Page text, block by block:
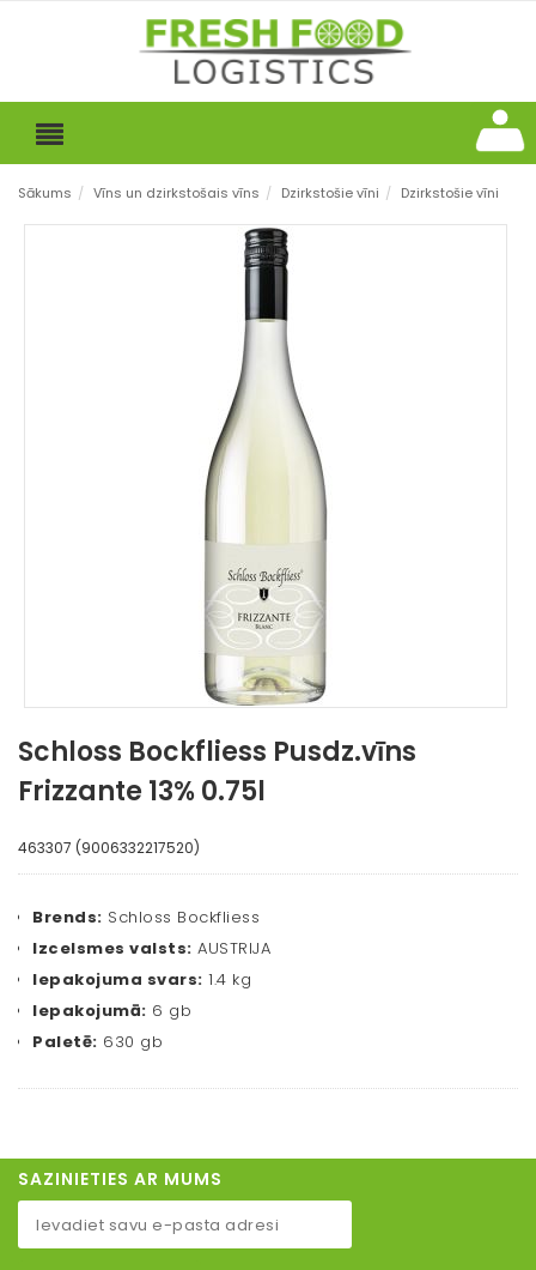
Sākums / Vīns un dzirkstošais vīns / Dzirkstošie vīni / Dzirkstošie vīni
Schloss Bockfliess Pusdz.vīns
Frizzante 13% 0.75l
463307 (9006332217520)
Brends: Schloss Bockfliess
Izcelsmes valsts: AUSTRIJA
Iepakojuma svars: 1.4 kg
Iepakojumā: 6 gb
Paletē: 630 gb
SAZINIETIES AR MUMS